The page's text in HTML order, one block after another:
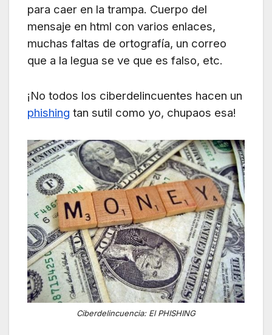
para caer en la trampa. Cuerpo del
mensaje en html con varios enlaces,
muchas faltas de ortografía, un correo
que a la legua se ve que es falso, etc.
¡No todos los ciberdelincuentes hacen un
phishing tan sutil como yo, chupaos esa!
Ciberdelincuencia: El PHISHING